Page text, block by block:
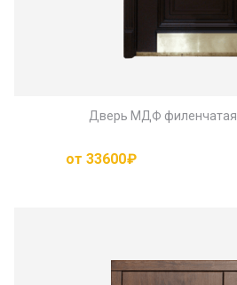
Дверь МДФ филенчатая
от 33600₽